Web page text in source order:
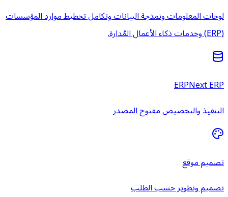
لوحات المعلومات ونمذجة البيانات وتكامل تخطيط موارد المؤسسات
(ERP) وخدمات ذكاء الأعمال المُدارة.
ERPNext ERP
التنفيذ والتخصيص مفتوح المصدر
تصميم موقع
تصميم وتطوير حسب الطلب